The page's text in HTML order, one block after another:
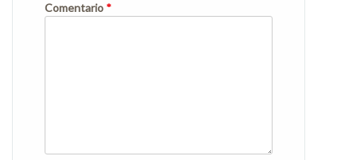
Comentario *